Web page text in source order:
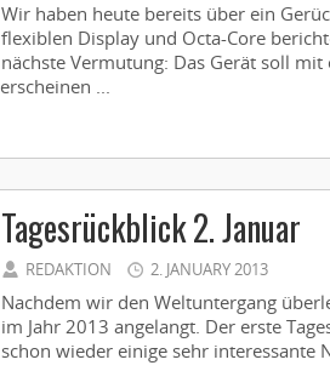
Wir haben heute bereits über ein
flexiblen Display und Octa-Core
nächste Vermutung: Das Gerät soll
erscheinen ...
Tagesrückblick 2. Januar
REDAKTION 2. JANUARY 2013
Nachdem wir den Weltuntergang
im Jahr 2013 angelangt. Der erste
schon wieder einige sehr interessante